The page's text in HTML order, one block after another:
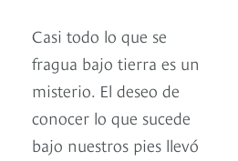
Casi todo lo que se
fragua bajo tierra es un
misterio. El deseo de
conocer lo que sucede
bajo nuestros pies llevó